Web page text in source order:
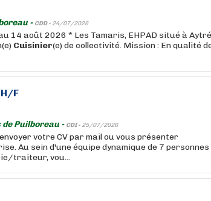
- CDD - 24/07/2026
14 août 2026 * Les Tamaris, EHPAD situé à
Cuisinier(e) de collectivité. Mission : En qualité
F
de Puilboreau - CDI - 25/07/2026
votre CV par mail ou vous présenter
Au sein d'une équipe dynamique de 7 personnes
traiteur, vou...